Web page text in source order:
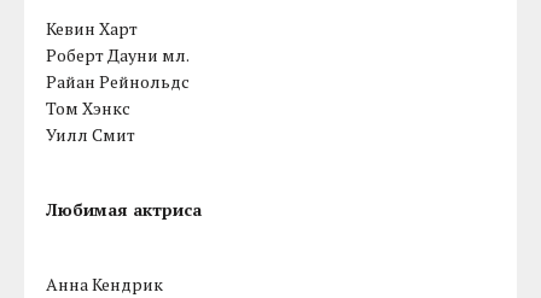
Кевин Харт
Роберт Дауни мл.
Райан Рейнольдс
Том Хэнкс
Уилл Смит
Любимая актриса
Анна Кендрик